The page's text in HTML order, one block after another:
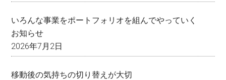
いろんな事業をポートフォリオを組んでやっていく
お知らせ
2026年7月2日
移動後の気持ちの切り替えが大切